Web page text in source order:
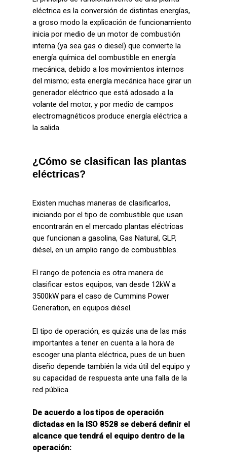
eléctrica es la conversión de distintas energías,
a groso modo la explicación de funcionamiento
inicia por medio de un motor de combustión
interna (ya sea gas o diesel) que convierte la
energía química del combustible en energía
mecánica, debido a los movimientos internos
del mismo; esta energía mecánica hace girar un
generador eléctrico que está adosado a la
volante del motor, y por medio de campos
electromagnéticos produce energía eléctrica a
la salida.
¿Cómo se clasifican las plantas
eléctricas?
Existen muchas maneras de clasificarlos,
iniciando por el tipo de combustible que usan
encontrarán en el mercado plantas eléctricas
que funcionan a gasolina, Gas Natural, GLP,
diésel, en un amplio rango de combustibles.
El rango de potencia es otra manera de
clasificar estos equipos, van desde 12kW a
3500kW para el caso de Cummins Power
Generation, en equipos diésel.
El tipo de operación, es quizás una de las más
importantes a tener en cuenta a la hora de
escoger una planta eléctrica, pues de un buen
diseño depende también la vida útil del equipo y
su capacidad de respuesta ante una falla de la
red pública.
De acuerdo a los tipos de operación
dictadas en la ISO 8528 se deberá definir el
alcance que tendrá el equipo dentro de la
operación: